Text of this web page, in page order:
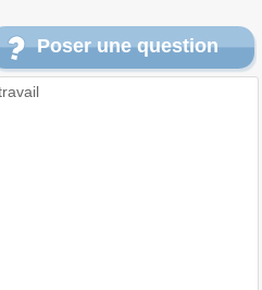
Poser une question